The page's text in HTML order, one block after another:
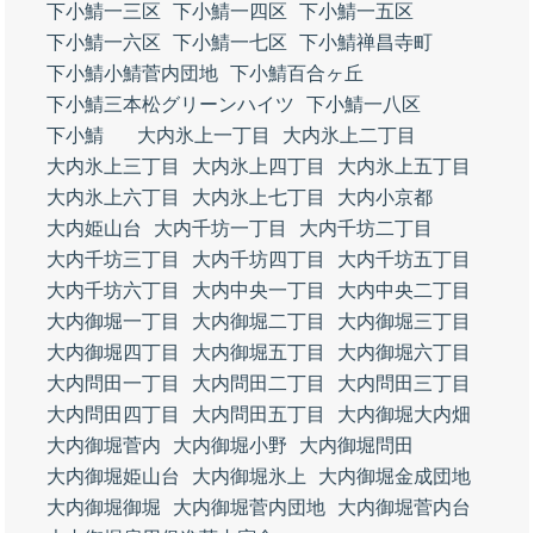
下小鯖一三区
下小鯖一四区
下小鯖一五区
下小鯖一六区
下小鯖一七区
下小鯖禅昌寺町
下小鯖小鯖菅内団地 下小鯖百合ヶ丘
下小鯖三本松グリーンハイツ
下小鯖一八区
下小鯖
大内氷上一丁目
大内氷上二丁目
大内氷上三丁目
大内氷上四丁目
大内氷上五丁目
大内氷上六丁目
大内氷上七丁目
大内小京都
大内姫山台
大内千坊一丁目
大内千坊二丁目
大内千坊三丁目
大内千坊四丁目
大内千坊五丁目
大内千坊六丁目
大内中央一丁目
大内中央二丁目
大内御堀一丁目
大内御堀二丁目
大内御堀三丁目
大内御堀四丁目
大内御堀五丁目
大内御堀六丁目
大内問田一丁目
大内問田二丁目
大内問田三丁目
大内問田四丁目
大内問田五丁目
大内御堀大内畑
大内御堀菅内
大内御堀小野
大内御堀問田
大内御堀姫山台
大内御堀氷上
大内御堀金成団地
大内御堀御堀
大内御堀菅内団地
大内御堀菅内台